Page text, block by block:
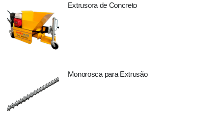
Extrusora de Concreto
Monorosca para Extrusão